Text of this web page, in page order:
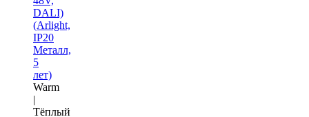
DALI)
(Arlight,
IP20
Металл,
5
лет)
Warm
|
Тёплый